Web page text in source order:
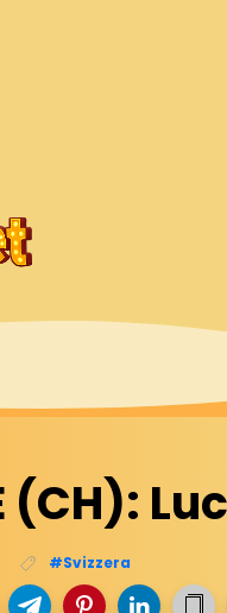
(CH):
#Svizzera